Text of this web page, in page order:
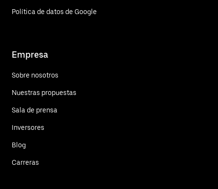
Política de datos de Google
Empresa
Sobre nosotros
Nuestras propuestas
Sala de prensa
Inversores
Blog
Carreras